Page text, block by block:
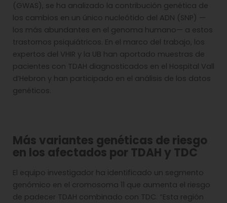
(GWAS), se ha analizado la contribución genética de
los cambios en un único nucleótido del ADN (SNP) —
los más abundantes en el genoma humano— a estos
trastornos psiquiátricos. En el marco del trabajo, los
expertos del VHIR y la UB han aportado muestras de
pacientes con TDAH diagnosticados en el Hospital Vall
d’Hebron y han participado en el análisis de los datos
genéticos.
Más variantes genéticas de riesgo
en los afectados por TDAH y TDC
El equipo investigador ha identificado un segmento
genómico en el cromosoma 11 que aumenta el riesgo
de padecer TDAH combinado con TDC. “Esta región